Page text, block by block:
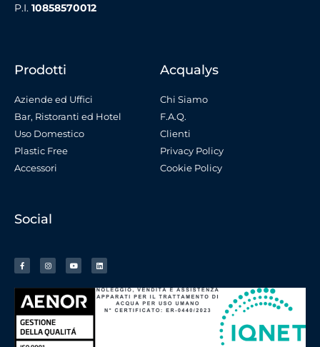
P.I. 10858570012
Prodotti
Aziende ed Uffici
Bar, Ristoranti ed Hotel
Uso Domestico
Plastic Free
Accessori
Acqualys
Chi Siamo
F.A.Q.
Clienti
Privacy Policy
Cookie Policy
Social